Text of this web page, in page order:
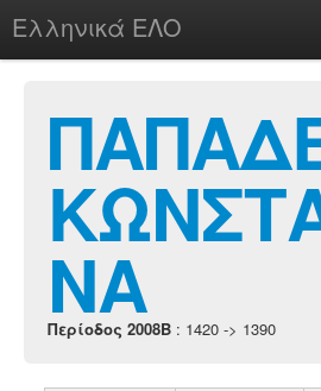
Ελληνικά ΕΛΟ
chesstu.be @ discord
LoginΝΑ
Περίοδος 2008B : 1420 -> 1390